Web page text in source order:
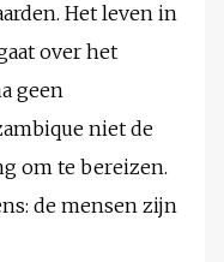
Het leven in
over het
geen
niet de
om te bereizen.
de mensen zijn